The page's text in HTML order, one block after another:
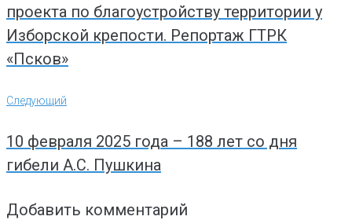
проекта по благоустройству территории у
Изборской крепости. Репортаж ГТРК
«Псков»
Следующий
Следующий
10 февраля 2025 года – 188 лет со дня
гибели А.С. Пушкина
Добавить комментарий